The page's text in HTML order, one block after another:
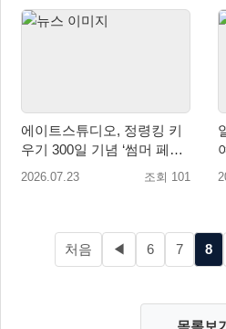
에이트스튜디오, 정령킹 키
우기 300일 기념 ‘썸머 페스
타’ 업데이트 진행!
2026.07.23 조회 101
처음 ◀ 6 7 8
목록보